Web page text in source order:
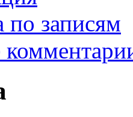
по записям